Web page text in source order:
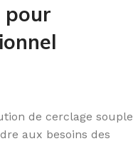
pour
de cerclage souple
aux besoins des